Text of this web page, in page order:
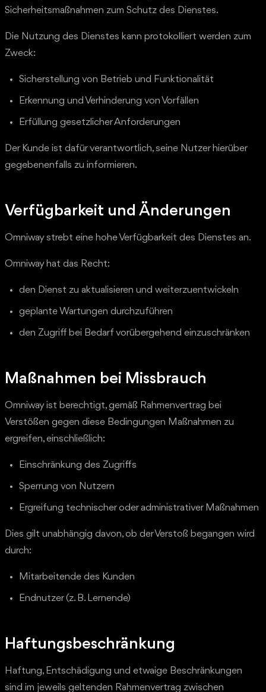
Sicherheitsmaßnahmen zum Schutz des Dienstes.
Die Nutzung des Dienstes kann protokolliert werden zum
Zweck:
Sicherstellung von Betrieb und Funktionalität
Erkennung und Verhinderung von Vorfällen
Erfüllung gesetzlicher Anforderungen
Der Kunde ist dafür verantwortlich, seine Nutzer hierüber
gegebenenfalls zu informieren.
Verfügbarkeit und Änderungen
Omniway strebt eine hohe Verfügbarkeit des Dienstes an.
Omniway hat das Recht:
den Dienst zu aktualisieren und weiterzuentwickeln
geplante Wartungen durchzuführen
den Zugriff bei Bedarf vorübergehend einzuschränken
Maßnahmen bei Missbrauch
Omniway ist berechtigt, gemäß Rahmenvertrag bei
Verstößen gegen diese Bedingungen Maßnahmen zu
ergreifen, einschließlich:
Einschränkung des Zugriffs
Sperrung von Nutzern
Ergreifung technischer oder administrativer Maßnahmen
Dies gilt unabhängig davon, ob der Verstoß begangen wird
durch:
Mitarbeitende des Kunden
Endnutzer (z. B. Lernende)
Haftungsbeschränkung
Haftung, Entschädigung und etwaige Beschränkungen
sind im jeweils geltenden Rahmenvertrag zwischen